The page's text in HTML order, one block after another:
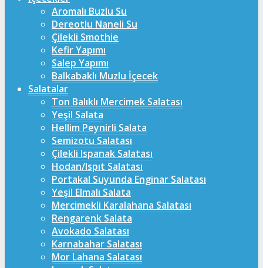
Aromalı Buzlu Su
Dereotlu Naneli Su
Çilekli Smothie
Kefir Yapımı
Salep Yapımı
Balkabaklı Muzlu İçecek
Salatalar
Ton Balıklı Mercimek Salatası
Yeşil Salata
Hellim Peynirli Salata
Semizotu Salatası
Çilekli Ispanak Salatası
Hodan/Ispıt Salatası
Portakal Suyunda Enginar Salatası
Yeşil Elmalı Salata
Mercimekli Karalahana Salatası
Rengarenk Salata
Avokado Salatası
Karnabahar Salatası
Mor Lahana Salatası